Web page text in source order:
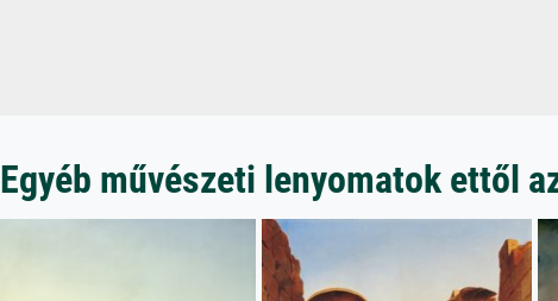
Egyéb művészeti lenyomatok ettől